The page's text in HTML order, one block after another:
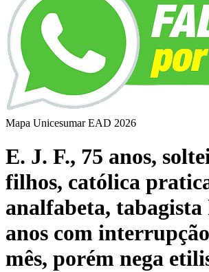
Mapa Unicesumar EAD 2026
E. J. F., 75 anos,
filhos, católica
analfabeta, tabagista
anos com
mês, porém nega